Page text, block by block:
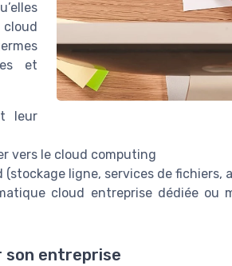
et
leur
vers le cloud computing
ligne, services de fichiers,
cloud entreprise dédiée ou
son entreprise